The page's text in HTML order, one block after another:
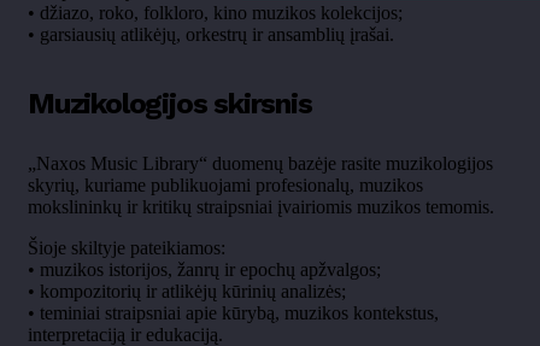
• džiazo, roko, folkloro, kino muzikos kolekcijos;
• garsiausių atlikėjų, orkestrų ir ansamblių įrašai.
Muzikologijos skirsnis
„Naxos Music Library“ duomenų bazėje rasite muzikologijos
skyrių, kuriame publikuojami profesionalų, muzikos
mokslininkų ir kritikų straipsniai įvairiomis muzikos temomis.
Šioje skiltyje pateikiamos:
• muzikos istorijos, žanrų ir epochų apžvalgos;
• kompozitorių ir atlikėjų kūrinių analizės;
• teminiai straipsniai apie kūrybą, muzikos kontekstus,
interpretaciją ir edukaciją.